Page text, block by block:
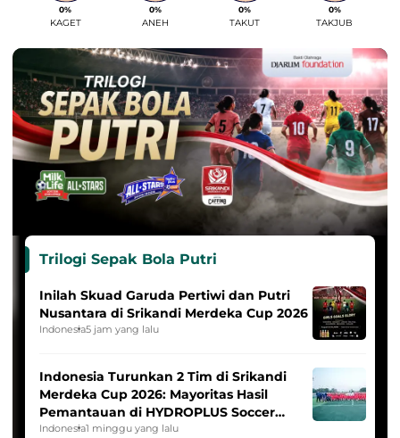
0%
KAGET
0%
ANEH
0%
TAKUT
0%
TAKJUB
Trilogi Sepak Bola Putri
Inilah Skuad Garuda Pertiwi dan Putri
Nusantara di Srikandi Merdeka Cup 2026
Indonesia5 jam yang lalu
Indonesia Turunkan 2 Tim di Srikandi
Merdeka Cup 2026: Mayoritas Hasil
Pemantauan di HYDROPLUS Soccer
League
Indonesia1 minggu yang lalu